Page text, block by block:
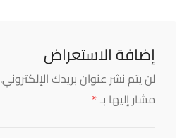
إضافة الاستعراض
لن يتم نشر عنوان بريدك الإلكتروني.
مشار إليها بـ*